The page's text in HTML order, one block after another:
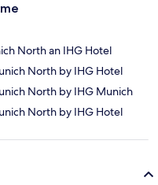
North an IHG Hotel
North by IHG Hotel
North by IHG Munich
North by IHG Hotel